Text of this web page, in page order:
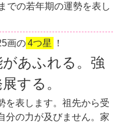
での若年期の運勢を表し
画の4つ星 ！
あふれる。強
する。
を表します。祖先から受
分の力が及びません。家